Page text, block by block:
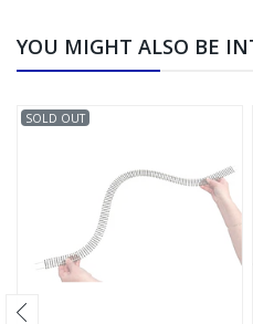
YOU MIGHT ALSO BE
SOLD OUT